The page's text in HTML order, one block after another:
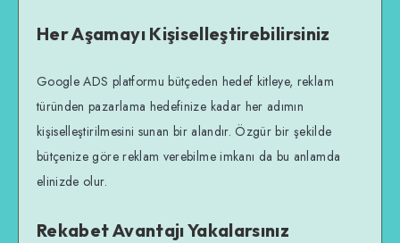
Her Aşamayı Kişiselleştirebilirsiniz
Google ADS platformu bütçeden hedef kitleye, reklam
türünden pazarlama hedefinize kadar her adımın
kişiselleştirilmesini sunan bir alandır. Özgür bir şekilde
bütçenize göre reklam verebilme imkanı da bu anlamda
elinizde olur.
Rekabet Avantajı Yakalarsınız